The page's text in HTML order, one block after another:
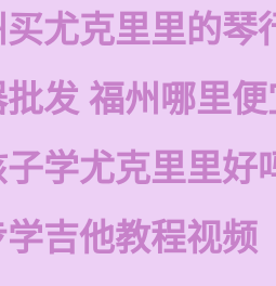
尤克里里的琴
发 福州哪里
学尤克里里好
吉他教程视频